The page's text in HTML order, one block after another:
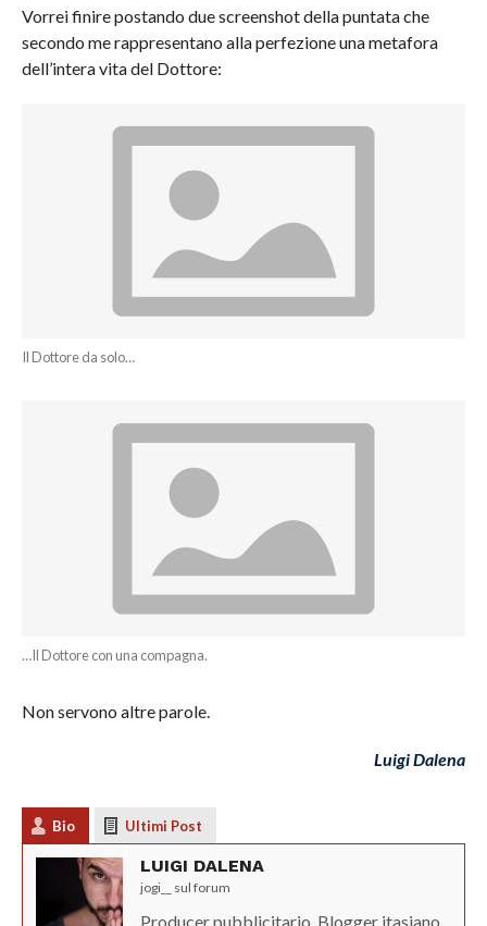
Vorrei finire postando due screenshot della puntata che
secondo me rappresentano alla perfezione una metafora
dell’intera vita del Dottore:
Il Dottore da solo…
…Il Dottore con una compagna.
Non servono altre parole.
Luigi Dalena
Bio Ultimi Post
LUIGI DALENA
jogi__ sul forum
Producer pubblicitario. Blogger itasiano